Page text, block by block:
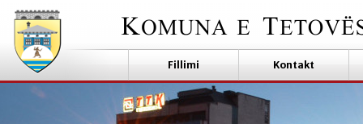
Fillimi Kontakt